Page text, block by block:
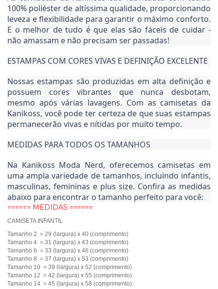
100% poliéster de altíssima qualidade, proporcionando
leveza e flexibilidade para garantir o máximo conforto.
E o melhor de tudo é que elas são fáceis de cuidar -
não amassam e não precisam ser passadas!
ESTAMPAS COM CORES VIVAS E DEFINIÇÃO EXCELENTE
Nossas estampas são produzidas em alta definição e
possuem cores vibrantes que nunca desbotam,
mesmo após várias lavagens. Com as camisetas da
Kanikoss, você pode ter certeza de que suas estampas
permanecerão vivas e nítidas por muito tempo.
MEDIDAS PARA TODOS OS TAMANHOS
Na Kanikoss Moda Nerd, oferecemos camisetas em
uma ampla variedade de tamanhos, incluindo infantis,
masculinas, femininas e plus size. Confira as medidas
abaixo para encontrar o tamanho perfeito para você:
====== MEDIDAS ======
CAMISETA INFANTIL
Tamanho 2 = 29 (largura) x 40 (comprimento)
Tamanho 4 = 31 (largura) x 43 (comprimento)
Tamanho 6 = 33 (largura) x 46 (comprimento)
Tamanho 8 = 37 (largura) x 53 (comprimento)
Tamanho 10 = 39 (largura) x 52 (comprimento)
Tamanho 12 = 42 (largura) x 55 (comprimento)
Tamanho 14 = 45 (largura) x 58 (comprimento)